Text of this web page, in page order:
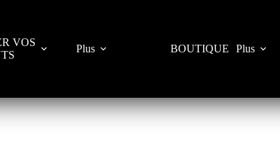
VOS
Plus BOUTIQUE Plus